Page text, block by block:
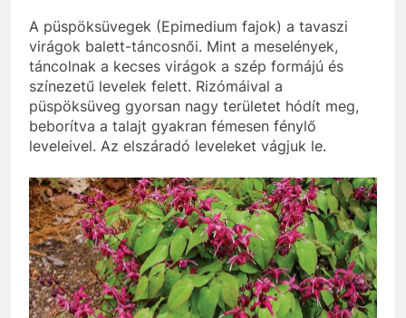
A püspöksüvegek (Epimedium fajok) a tavaszi
virágok balett-táncosnői. Mint a meselények,
táncolnak a kecses virágok a szép formájú és
színezetű levelek felett. Rizómáival a
püspöksüveg gyorsan nagy területet hódít meg,
beborítva a talajt gyakran fémesen fénylő
leveleivel. Az elszáradó leveleket vágjuk le.